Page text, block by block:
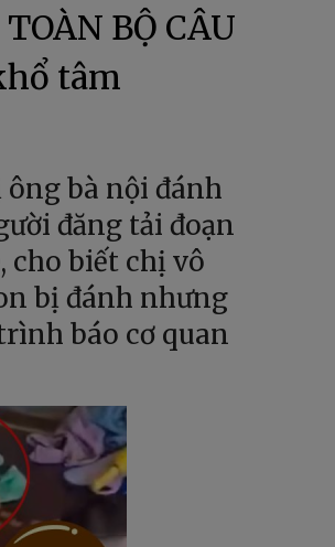
BỘ CÂU
tâm
bà nội đánh
đăng tải đoạn
cho biết chị vô
bị đánh nhưng
báo cơ quan